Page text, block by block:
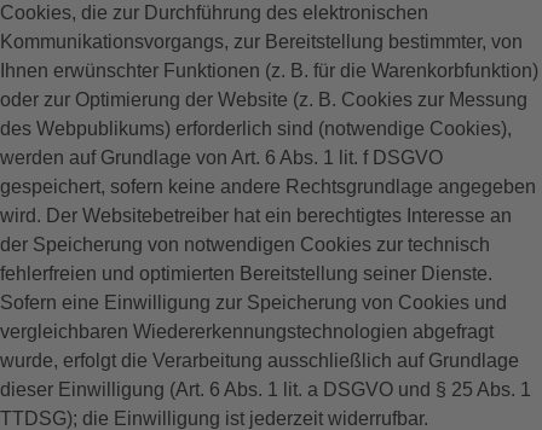
Cookies, die zur Durchführung des elektronischen
Kommunikationsvorgangs, zur Bereitstellung bestimmter, von
Ihnen erwünschter Funktionen (z. B. für die Warenkorbfunktion)
oder zur Optimierung der Website (z. B. Cookies zur Messung
des Webpublikums) erforderlich sind (notwendige Cookies),
werden auf Grundlage von Art. 6 Abs. 1 lit. f DSGVO
gespeichert, sofern keine andere Rechtsgrundlage angegeben
wird. Der Websitebetreiber hat ein berechtigtes Interesse an
der Speicherung von notwendigen Cookies zur technisch
fehlerfreien und optimierten Bereitstellung seiner Dienste.
Sofern eine Einwilligung zur Speicherung von Cookies und
vergleichbaren Wiedererkennungstechnologien abgefragt
wurde, erfolgt die Verarbeitung ausschließlich auf Grundlage
dieser Einwilligung (Art. 6 Abs. 1 lit. a DSGVO und § 25 Abs. 1
TTDSG); die Einwilligung ist jederzeit widerrufbar.